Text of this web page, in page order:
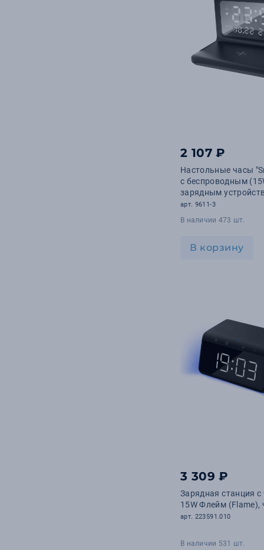
2 107 ₽
Настольные часы
с беспроводным
зарядным
будильником и
арт. 9611-3
В наличии 473 шт.
В корзину
3 309 ₽
Зарядная станция
15W Флейм (Flame),
арт. 223591.010
В наличии 531 шт.